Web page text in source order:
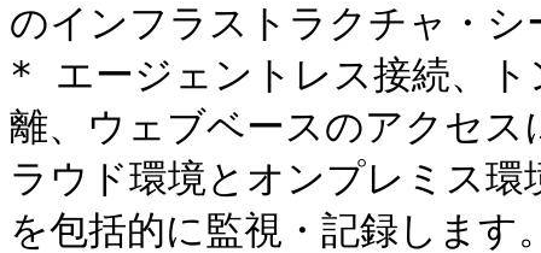
のインフラストラクチャ・
* エージェントレス接続、ト
離、ウェブベースのアクセ
ラウド環境とオンプレミス
を包括的に監視・記録します